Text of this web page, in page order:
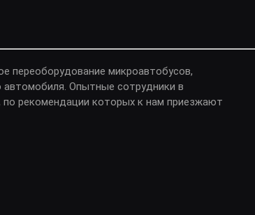
переоборудование микроавтобусов,
автомобиля. Опытные сотрудники в
рекомендации которых к нам приезжают